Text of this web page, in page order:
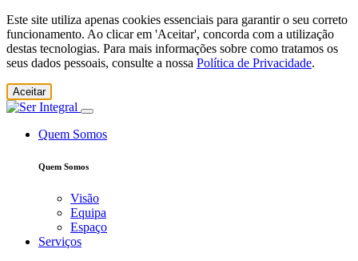
Este site utiliza apenas cookies essenciais para garantir o seu correto
funcionamento. Ao clicar em 'Aceitar', concorda com a utilização
destas tecnologias. Para mais informações sobre como tratamos os
seus dados pessoais, consulte a nossa Política de Privacidade.
Aceitar
Quem Somos
Quem Somos
Visão
Equipa
Espaço
Serviços